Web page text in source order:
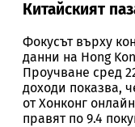
Китайският
Фокусът върху
данни на Hong
Проучване сред
доходи показва,
от Хонконг
правят по 9.4